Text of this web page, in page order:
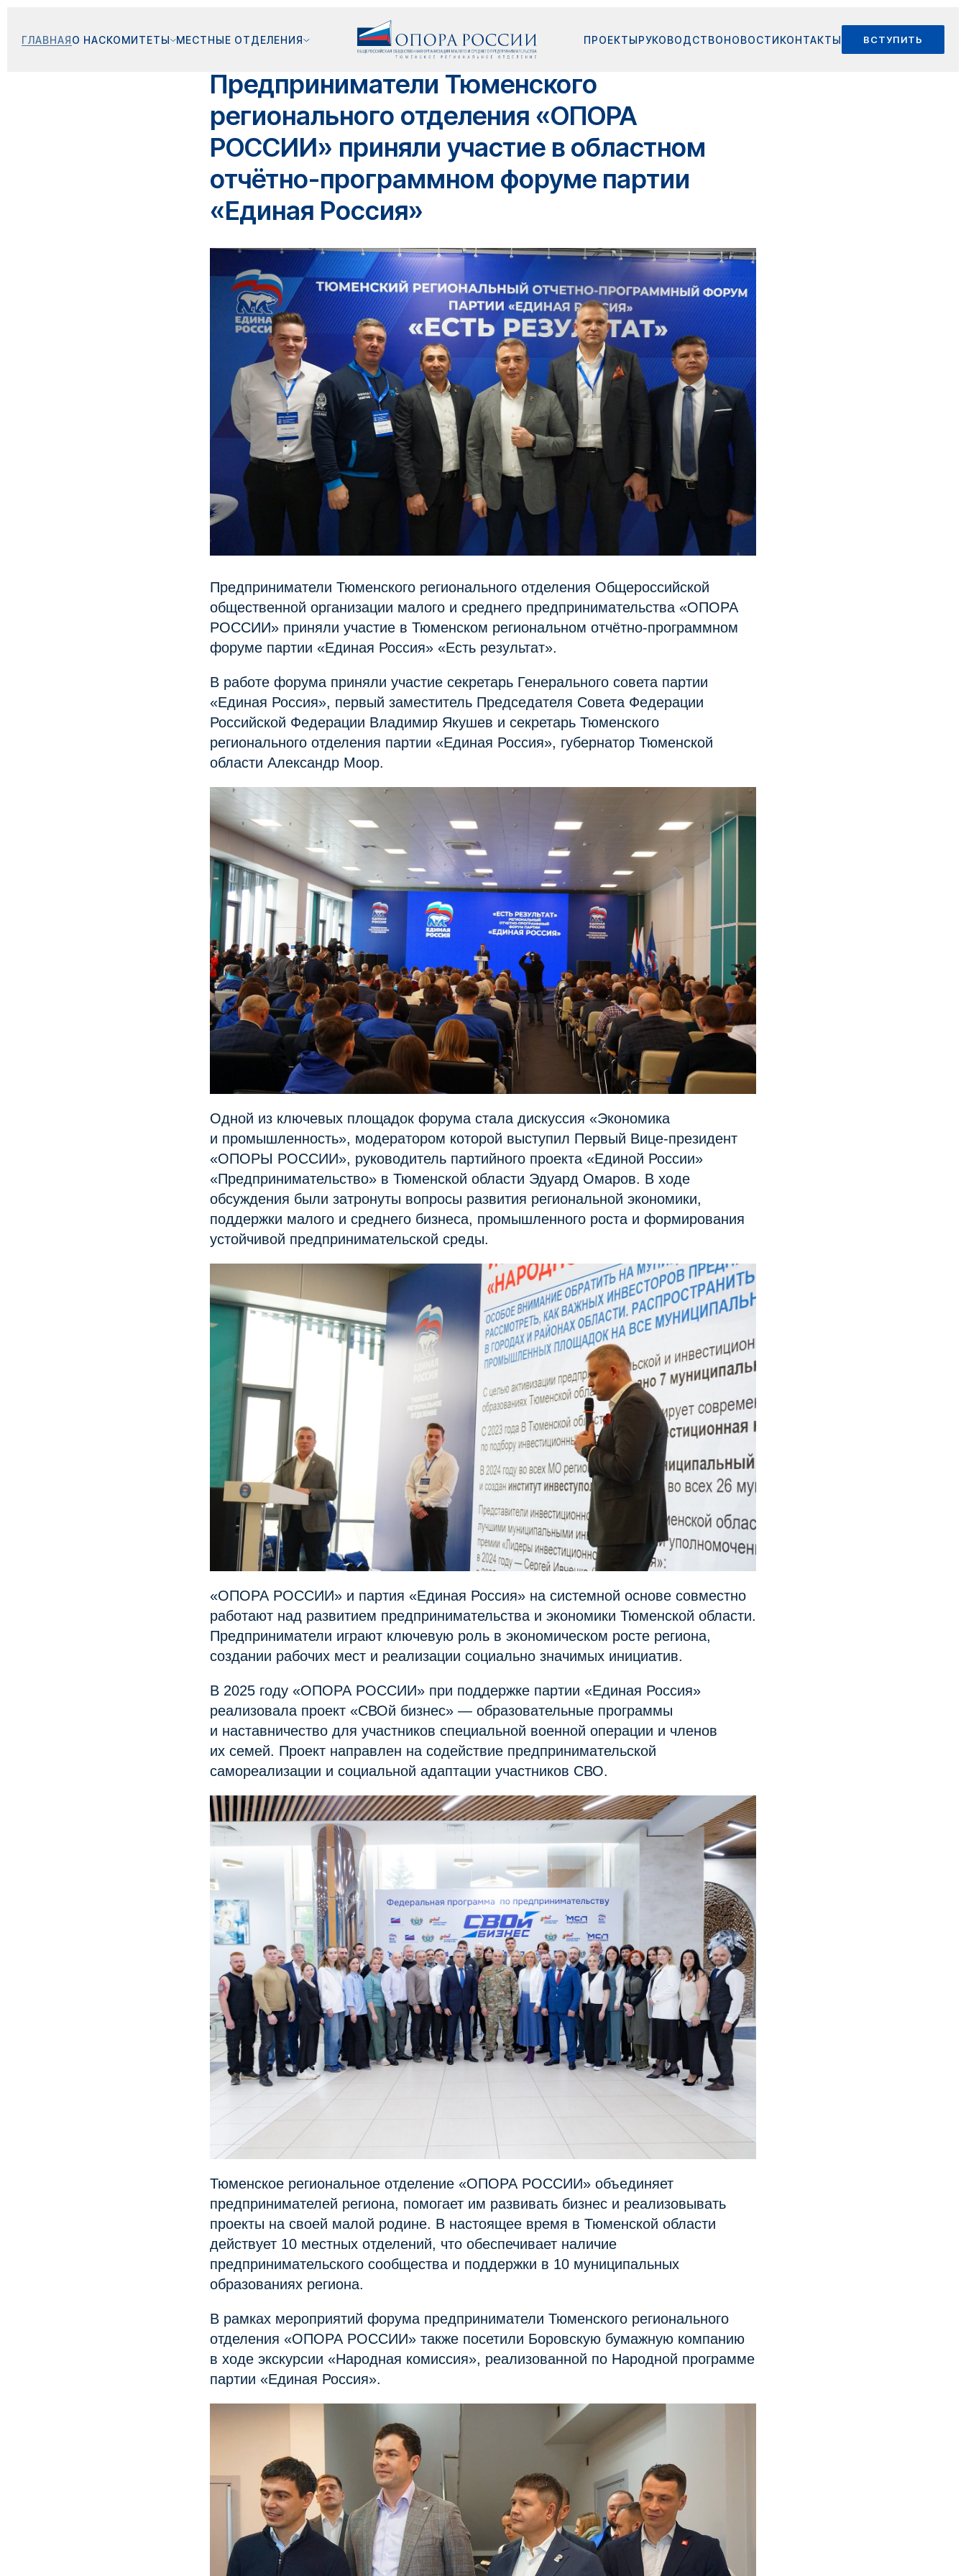
ГЛАВНАЯО НАСКОМИТЕТЫ МЕСТНЫЕ ОТДЕЛЕНИЯ ПРОЕКТЫРУКОВОДСТВОНОВОСТИКОНТАКТЫ ВСТУПИТЬ
Предприниматели Тюменского
регионального отделения «ОПОРА
РОССИИ» приняли участие в областном
отчётно-программном форуме партии
«Единая Россия»
Предприниматели Тюменского регионального отделения Общероссийской
общественной организации малого и среднего предпринимательства «ОПОРА
РОССИИ» приняли участие в Тюменском региональном отчётно-программном
форуме партии «Единая Россия» «Есть результат».
В работе форума приняли участие секретарь Генерального совета партии
«Единая Россия», первый заместитель Председателя Совета Федерации
Российской Федерации Владимир Якушев и секретарь Тюменского
регионального отделения партии «Единая Россия», губернатор Тюменской
области Александр Моор.
Одной из ключевых площадок форума стала дискуссия «Экономика
и промышленность», модератором которой выступил Первый Вице-президент
«ОПОРЫ РОССИИ», руководитель партийного проекта «Единой России»
«Предпринимательство» в Тюменской области Эдуард Омаров. В ходе
обсуждения были затронуты вопросы развития региональной экономики,
поддержки малого и среднего бизнеса, промышленного роста и формирования
устойчивой предпринимательской среды.
«ОПОРА РОССИИ» и партия «Единая Россия» на системной основе совместно
работают над развитием предпринимательства и экономики Тюменской области.
Предприниматели играют ключевую роль в экономическом росте региона,
создании рабочих мест и реализации социально значимых инициатив.
В 2025 году «ОПОРА РОССИИ» при поддержке партии «Единая Россия»
реализовала проект «СВОй бизнес» — образовательные программы
и наставничество для участников специальной военной операции и членов
их семей. Проект направлен на содействие предпринимательской
самореализации и социальной адаптации участников СВО.
Тюменское региональное отделение «ОПОРА РОССИИ» объединяет
предпринимателей региона, помогает им развивать бизнес и реализовывать
проекты на своей малой родине. В настоящее время в Тюменской области
действует 10 местных отделений, что обеспечивает наличие
предпринимательского сообщества и поддержки в 10 муниципальных
образованиях региона.
В рамках мероприятий форума предприниматели Тюменского регионального
отделения «ОПОРА РОССИИ» также посетили Боровскую бумажную компанию
в ходе экскурсии «Народная комиссия», реализованной по Народной программе
партии «Единая Россия».